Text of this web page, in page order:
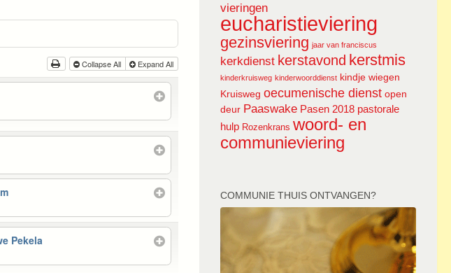
Collapse All Expand All
Pekela
vieringen
eucharistieviering
gezinsviering jaar van franciscus
kerkdienst kerstavond kerstmis
kinderkruisweg kinderwoorddienst kindje wiegen
Kruisweg oecumenische dienst open
deur Paaswake Pasen 2018 pastorale
hulp Rozenkrans woord- en
communieviering
COMMUNIE THUIS ONTVANGEN?